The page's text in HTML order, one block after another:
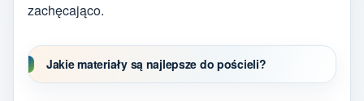
zachęcająco.
Jakie materiały są najlepsze do pościeli?